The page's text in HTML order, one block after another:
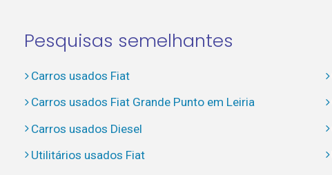
Pesquisas semelhantes
Carros usados Fiat
Carros usados Fiat Grande Punto em Leiria
Carros usados Diesel
Utilitários usados Fiat